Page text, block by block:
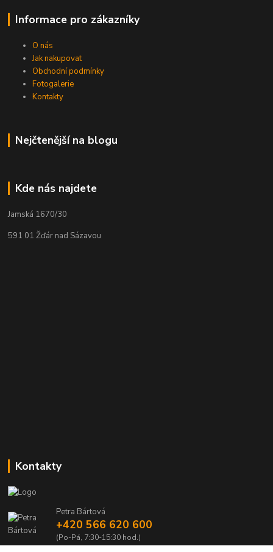
Informace pro zákazníky
O nás
Jak nakupovat
Obchodní podmínky
Fotogalerie
Kontakty
Nejčtenější na blogu
Kde nás najdete
Jamská 1670/30
591 01 Žďár nad Sázavou
Kontakty
Petra Bártová
+420 566 620 600
(Po-Pá, 7:30-15:30 hod.)